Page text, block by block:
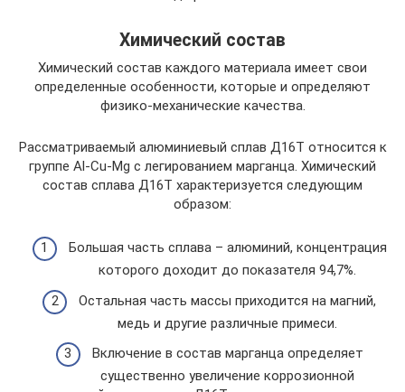
Химический состав
Химический состав каждого материала имеет свои
определенные особенности, которые и определяют
физико-механические качества.
Рассматриваемый алюминиевый сплав Д16Т относится к
группе Al-Cu-Mg с легированием марганца. Химический
состав сплава Д16Т характеризуется следующим
образом:
Большая часть сплава – алюминий, концентрация
которого доходит до показателя 94,7%.
Остальная часть массы приходится на магний,
медь и другие различные примеси.
Включение в состав марганца определяет
существенно увеличение коррозионной